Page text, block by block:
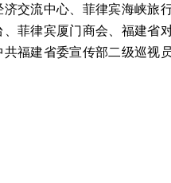
济交流中心、菲律宾海峡旅
、菲律宾厦门商会、福建省
共福建省委宣传部二级巡视